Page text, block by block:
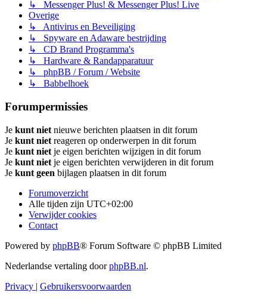
↳ Messenger Plus! & Messenger Plus! Live
Overige
↳ Antivirus en Beveiliging
↳ Spyware en Adaware bestrijding
↳ CD Brand Programma's
↳ Hardware & Randapparatuur
↳ phpBB / Forum / Website
↳ Babbelhoek
Forumpermissies
Je kunt niet nieuwe berichten plaatsen in dit forum
Je kunt niet reageren op onderwerpen in dit forum
Je kunt niet je eigen berichten wijzigen in dit forum
Je kunt niet je eigen berichten verwijderen in dit forum
Je kunt geen bijlagen plaatsen in dit forum
Forumoverzicht
Alle tijden zijn UTC+02:00
Verwijder cookies
Contact
Powered by phpBB® Forum Software © phpBB Limited
Nederlandse vertaling doorphpBB.nl.
Privacy | Gebruikersvoorwaarden